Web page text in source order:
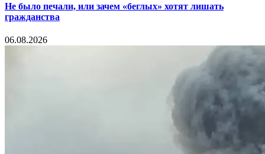
Не было печали, или зачем «беглых» хотят лишать
гражданства
06.08.2026